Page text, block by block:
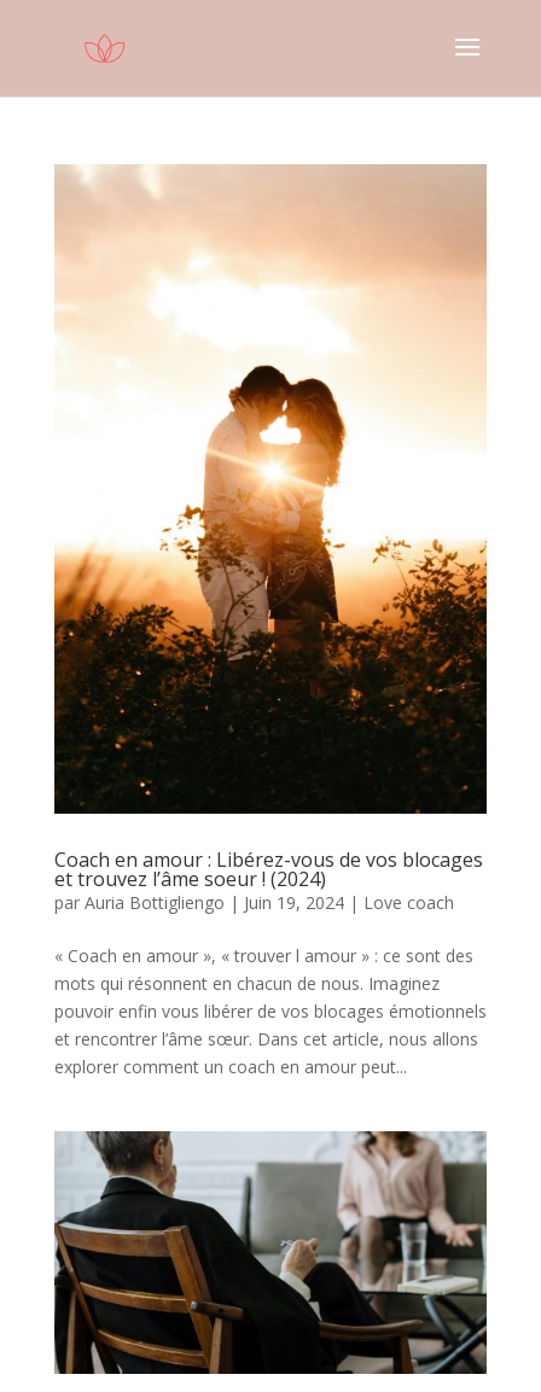
Coach en amour : Libérez-vous de vos blocages
et trouvez l’âme soeur ! (2024)
par Auria Bottigliengo | Juin 19, 2024| Love coach
« Coach en amour », « trouver l amour » : ce sont des
mots qui résonnent en chacun de nous. Imaginez
pouvoir enfin vous libérer de vos blocages émotionnels
et rencontrer l’âme sœur. Dans cet article, nous allons
explorer comment un coach en amour peut...